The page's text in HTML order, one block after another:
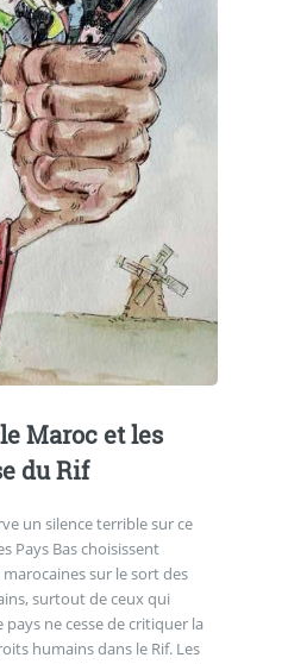
Maroc et les
du Rif
un silence terrible sur ce
Pays Bas choisissent
sur le sort des
surtout de ceux qui
ne cesse de critiquer la
humains dans le Rif. Les